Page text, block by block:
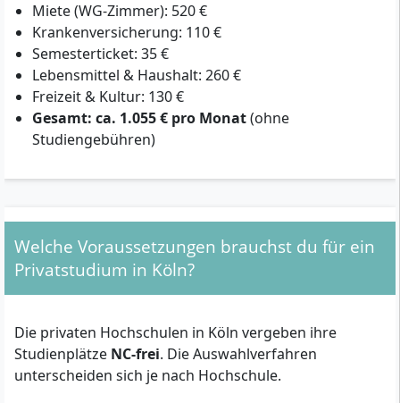
Miete (WG-Zimmer): 520 €
Krankenversicherung: 110 €
Semesterticket: 35 €
Lebensmittel & Haushalt: 260 €
Freizeit & Kultur: 130 €
Gesamt: ca. 1.055 € pro Monat(ohne
Studiengebühren)
Welche Voraussetzungen brauchst du für ein
Privatstudium in Köln?
Die privaten Hochschulen in Köln vergeben ihre
Studienplätze NC-frei. Die Auswahlverfahren
unterscheiden sich je nach Hochschule.